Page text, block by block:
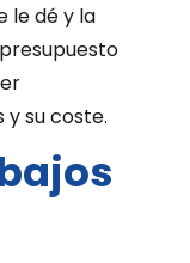
le dé y la
su coste.